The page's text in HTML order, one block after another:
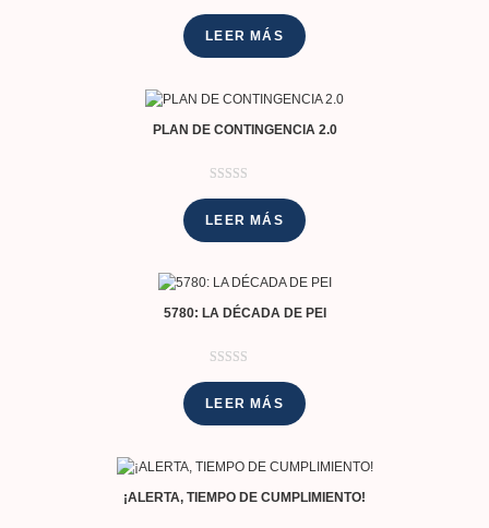
5.00de 5 en
de clientes
LEER MÁS
PLAN DE CONTINGENCIA 2.0
5.00de 5 en
un cliente
LEER MÁS
5780: LA DÉCADA DE PEI
5.00de 5 en
un cliente
LEER MÁS
¡ALERTA, TIEMPO DE CUMPLIMIENTO!